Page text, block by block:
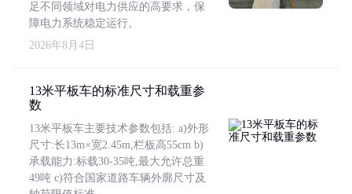
足不同领域对电力供应的高要求，保
障电力系统稳定运行。
2026年8月4日
13米平板车的标准尺寸和载重参
数
13米平板车主要技术参数包括: a)外形
尺寸:长13m×宽2.45m,栏板高55cm b)
承载能力:标载30-35吨,最大允许总重
49吨 c)符合国家道路车辆外廓尺寸及